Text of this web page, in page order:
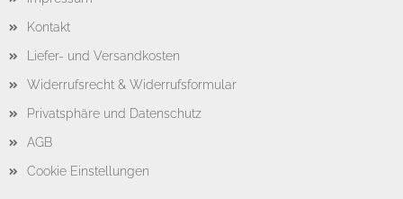
Kontakt
Liefer- und Versandkosten
Widerrufsrecht & Widerrufsformular
Privatsphäre und Datenschutz
AGB
Cookie Einstellungen